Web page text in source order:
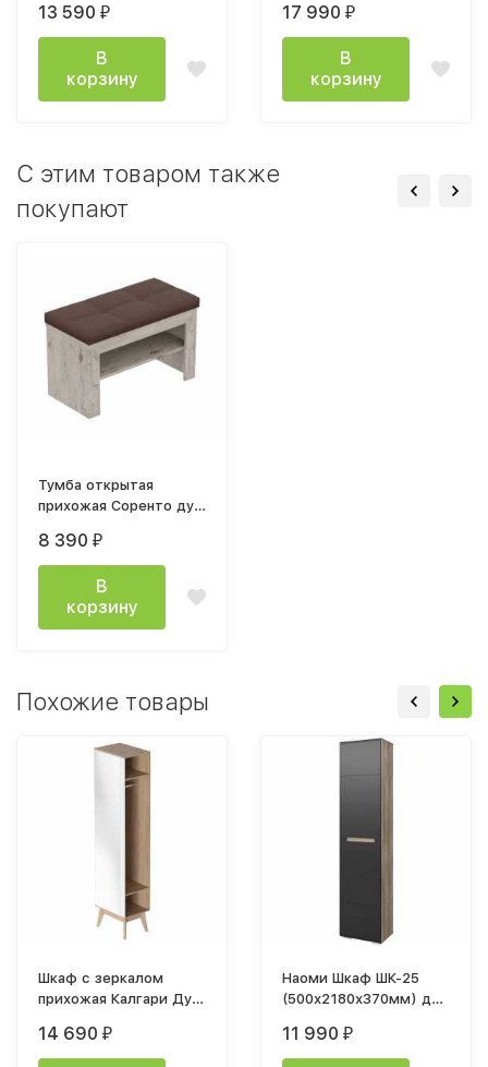
бонифаций
13 590 ₽
В
корзину
бонифаций
17 990 ₽
В
корзину
C этим товаром также
покупают
Тумба открытая
прихожая Соренто дуб
8 390 ₽
В
корзину
Похожие товары
Шкаф с зеркалом
прихожая Калгари Дуб
Белый матовый
14 690 ₽
Наоми Шкаф ШК-25
(500х2180х370мм) дуб
11 990 ₽